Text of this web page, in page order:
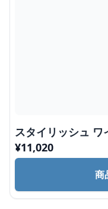
スタイリッシュ ワ
¥11,020
商